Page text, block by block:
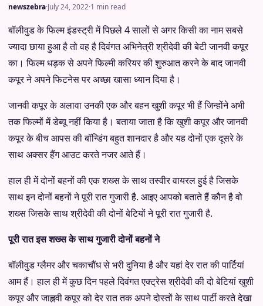
newszebra·July 24, 2022·1 min read
बॉलीवुड के फिल्म इंडस्ट्री में पिछले 4 सालों से अगर किसी का नाम सबसे
ज्यादा छाया हुआ है तो वह है दिवंगत अभिनेत्री श्रीदेवी की बेटी जानवी कपूर
का। फिल्म धड़क से अपने फिल्मी करियर की शुरुआत करने के बाद जानवी
कपूर ने अपने फिटनेस पर अच्छा खासा ध्यान दिया है।
जानवी कपूर के अलावा उनकी एक और बहन खुशी कपूर भी हैं जिन्होंने अभी
तक फिल्मों में डेब्यू नहीं किया है। बताया जाता है कि खुशी कपूर और जानवी
कपूर के बीच आपस की बॉन्डिंग बहुत शानदार है और यह दोनों एक दूसरे के
साथ अक्सर हैंग आउट करते नजर आते हैं।
हाल ही में दोनों बहनों की एक शख्स के साथ तस्वीर वायरल हुई है जिसके
साथ इन दोनों बहनों ने पूरी रात गुजारी है. आइए आपको बताते हैं कौन है वो
शख्स जिसके साथ श्रीदेवी की दोनों बेटियों ने पूरी रात गुजारी है.
पूरी रात इस शख्स के साथ गुजारी दोनों बहनों ने
बॉलीवुड ग्लैमर और चकाचौंध से भरी दुनिया है और यहां देर रात की पार्टियां
आम हैं। हाल ही में कुछ दिन पहले दिवंगत एक्ट्रेस श्रीदेवी की दो बेटियां खुशी
कपूर और जाह्नवी कपूर को देर रात तक अपने दोस्तों के साथ पार्टी करते देखा